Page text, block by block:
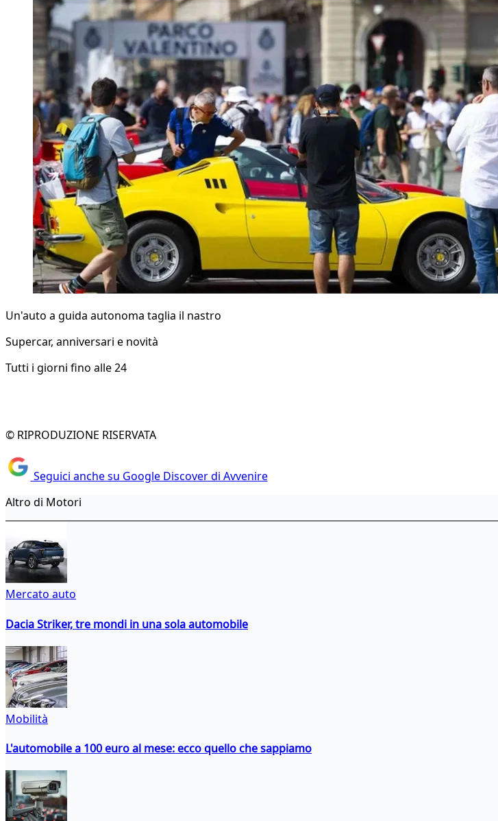
Un'auto a guida autonoma taglia il nastro
Supercar, anniversari e novità
Tutti i giorni fino alle 24
© RIPRODUZIONE RISERVATA
Seguici anche su Google Discover di Avvenire
Altro di Motori
Mercato auto
Dacia Striker, tre mondi in una sola automobile
Mobilità
L'automobile a 100 euro al mese: ecco quello che sappiamo